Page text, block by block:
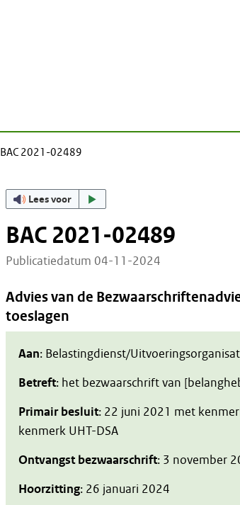
BAC 2021-02489
Lees voor
BAC 2021-02489
Publicatiedatum 04-11-2024
Advies van de
toeslagen
Aan: Belastingdienst/
Betreft: het bezwaarschrift van
Primair besluit: 22 juni 2021 met
kenmerk UHT-DSA
Ontvangst bezwaarschrift: 3 november
Hoorzitting: 26 januari 2024